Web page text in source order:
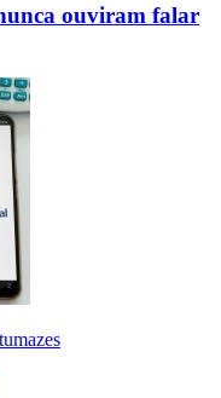
ouviram falar